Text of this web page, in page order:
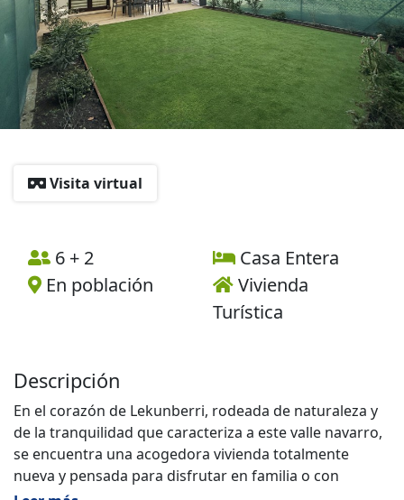
Visita virtual
6 + 2
Casa Entera
En población
Vivienda
Turística
Descripción
En el corazón de Lekunberri, rodeada de naturaleza y
de la tranquilidad que caracteriza a este valle navarro,
se encuentra una acogedora vivienda totalmente
nueva y pensada para disfrutar en familia o con